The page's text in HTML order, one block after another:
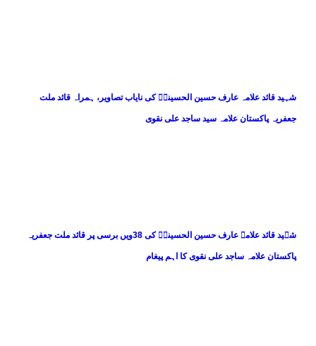
شہید قائد علامہ عارف حسین الحسینیؒ کی نایاب تصاویر، ہمراہ قائد ملت
جعفریہ پاکستان علامہ سید ساجد علی نقوی
شہید قائد علامہ عارف حسین الحسینیؒ کی 38ویں برسی پر قائد ملت جعفریہ
پاکستان علامہ ساجد علی نقوی کا اہم پیغام